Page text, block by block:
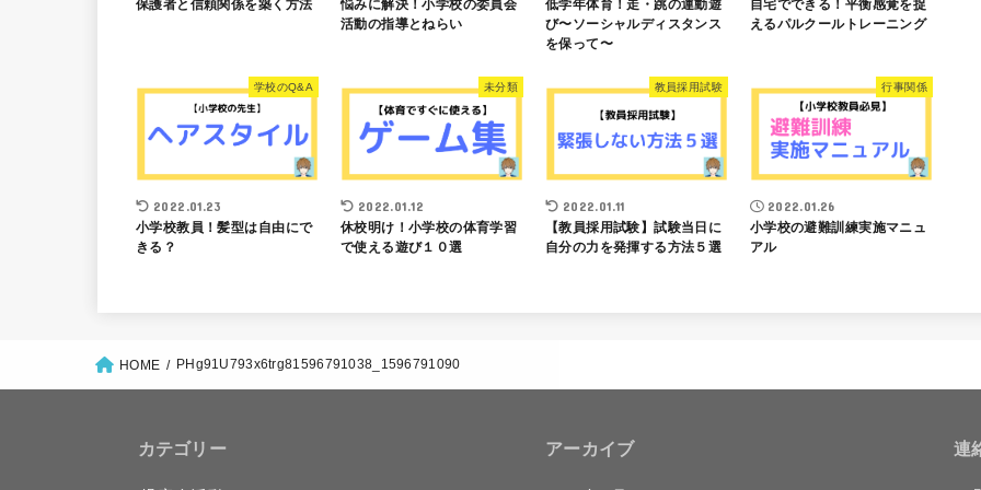
保護者と信頼関係を築く方法
悩みに解決！小学校の委員会
活動の指導とねらい
低学年体育！走・跳の運動遊
び〜ソーシャルディスタンス
を保って〜
自宅でできる！平衡感覚を捉
えるパルクールトレーニング
学校のQ&A
2022.01.23
小学校教員！髪型は自由にで
きる？
未分類
2022.01.12
休校明け！小学校の体育学習
で使える遊び１０選
教員採用試験
2022.01.11
【教員採用試験】試験当日に
自分の力を発揮する方法５選
行事関係
2022.01.26
小学校の避難訓練実施マニュ
アル
HOME PHg91U793x6trg81596791038_1596791090
カテゴリー アーカイブ 連